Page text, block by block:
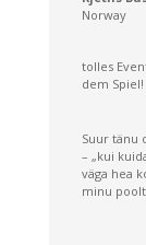
tolles
dem
mich
den
Norway
Suur tänu
– „kui
väga hea
minu